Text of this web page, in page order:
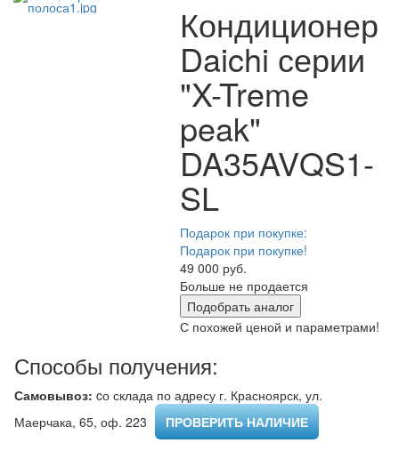
Кондиционер
Daichi серии
"X-Treme
peak"
DA35AVQS1-
SL
Подарок при покупке:
Подарок при покупке!
49 000 руб.
Больше не продается
Подобрать аналог
С похожей ценой и параметрами!
Способы получения:
Самовывоз: cо склада по адресу г. Красноярск, ул.
Маерчака, 65, оф. 223 ​
ПРОВЕРИТЬ НАЛИЧИЕ